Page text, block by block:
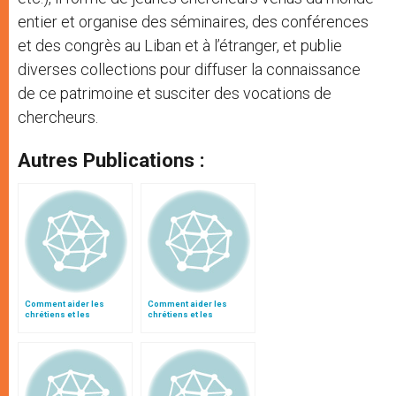
entier et organise des séminaires, des conférences
et des congrès au Liban et à l’étranger, et publie
diverses collections pour diffuser la connaissance
de ce patrimoine et susciter des vocations de
chercheurs.
Autres Publications :
Comment aider les
chrétiens et les
Comment aider les
chrétiens et les